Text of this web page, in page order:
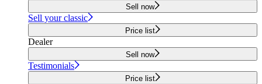
Sell now
Sell your classic
Price list
Dealer
Sell now
Testimonials
Price list